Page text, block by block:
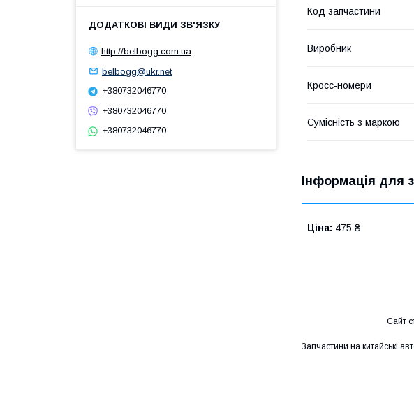
Код запчастини
Виробник
Кросс-номери
Сумісність з маркою
Інформація для
Ціна: 475 ₴
http://belbogg.com.ua
belbogg@ukr.net
+380732046770
+380732046770
+380732046770
Сайт